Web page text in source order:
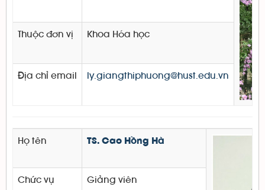
Thuộc đơn vị Khoa Hóa học
Địa chỉ email ly.giangthiphuong@hust.edu.vn
Họ tên TS. Cao Hồng Hà
Chức vụ Giảng viên